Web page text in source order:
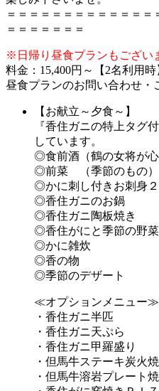
＝＝＝＝＝＝＝＝＝＝＝＝＝
＝＝＝＝＝＝＝
※日帰り昼食プランもござい
料金：15,400円～【2名利用
昼食プランのお問い合わせ・
【お献立～夕食～】
『香住ガニの特上タグ
しています。
◎食前酒（鶴の女将が心
◎前菜 （季節のもの）
◎かに刺し付きお刺身２
◎香住ガニのお鍋
◎香住ガニ陶板焼き
◎香住がにと季節の野
◎かに雑炊
◎香の物
◎季節のデザート
≪オプションメニュー
・香住ガニ半
・香住ガニ天ぷ
・香住ガニ甲羅盛
・但馬牛ステーキ炭
・但馬牛溶岩プレー